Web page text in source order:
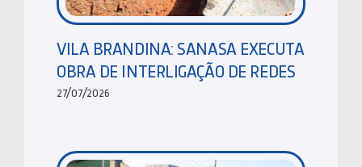
VILA BRANDINA: SANASA EXECUTA
OBRA DE INTERLIGAÇÃO DE REDES
27/07/2026